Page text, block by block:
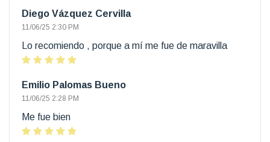
Diego Vázquez Cervilla
11/06/25 2:30 PM
Lo recomiendo , porque a mí me fue de maravilla
Emilio Palomas Bueno
11/06/25 2:28 PM
Me fue bien